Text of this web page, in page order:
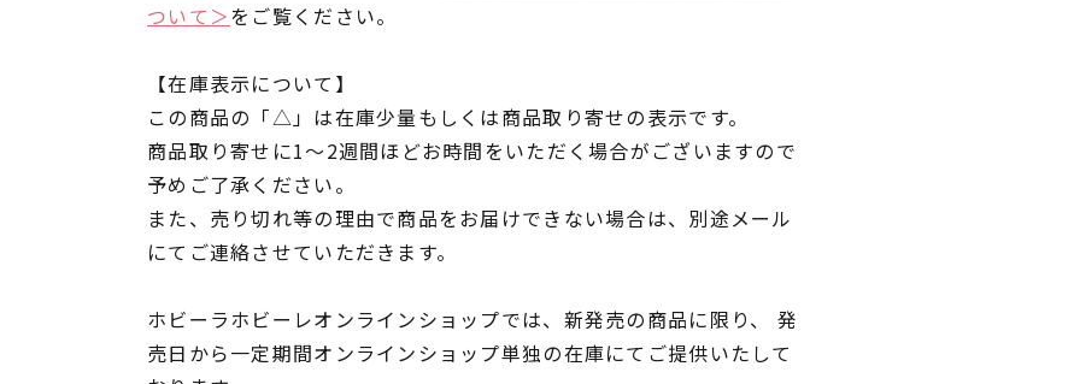
ついて＞をご覧ください。
【在庫表示について】
この商品の「△」は在庫少量もしくは商品取り寄せの表示です。
商品取り寄せに1～2週間ほどお時間をいただく場合がございますので
予めご了承ください。
また、売り切れ等の理由で商品をお届けできない場合は、別途メール
にてご連絡させていただきます。
ホビーラホビーレオンラインショップでは、新発売の商品に限り、 発
売日から一定期間オンラインショップ単独の在庫にてご提供いたして